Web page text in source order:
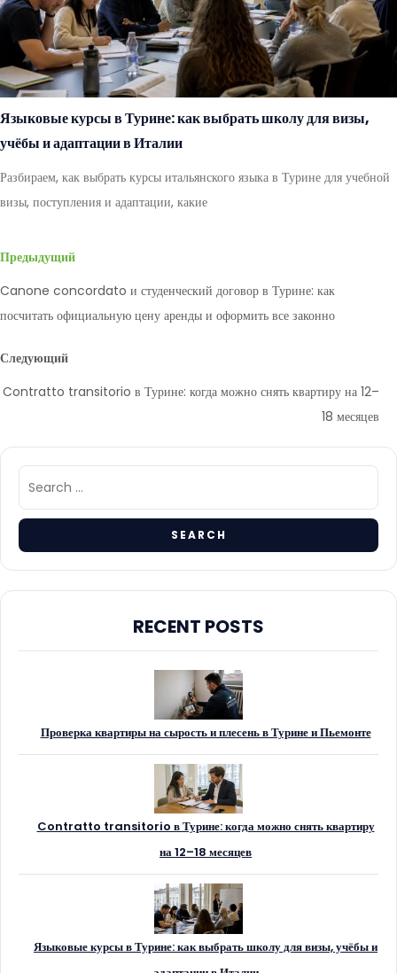
Языковые курсы в Турине: как выбрать школу для визы,
учёбы и адаптации в Италии
Разбираем, как выбрать курсы итальянского языка в Турине для учебной
визы, поступления и адаптации, какие
Предыдущий
Canone concordato и студенческий договор в Турине: как
посчитать официальную цену аренды и оформить все законно
Следующий
Contratto transitorio в Турине: когда можно снять квартиру на 12–
18 месяцев
RECENT POSTS
Проверка квартиры на сырость и плесень в Турине и Пьемонте
Contratto transitorio в Турине: когда можно снять квартиру
на 12–18 месяцев
Языковые курсы в Турине: как выбрать школу для визы, учёбы и